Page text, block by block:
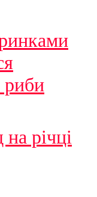
риби
річці